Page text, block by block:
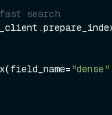
search
"dense"